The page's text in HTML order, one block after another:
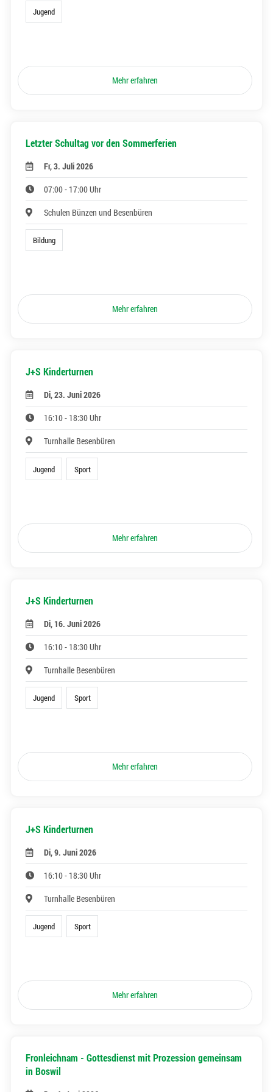
Jugend
Mehr erfahren
Letzter Schultag vor den Sommerferien
Fr, 3. Juli 2026
07:00 - 17:00 Uhr
Schulen Bünzen und Besenbüren
Bildung
Mehr erfahren
J+S Kinderturnen
Di, 23. Juni 2026
16:10 - 18:30 Uhr
Turnhalle Besenbüren
Jugend Sport
Mehr erfahren
J+S Kinderturnen
Di, 16. Juni 2026
16:10 - 18:30 Uhr
Turnhalle Besenbüren
Jugend Sport
Mehr erfahren
J+S Kinderturnen
Di, 9. Juni 2026
16:10 - 18:30 Uhr
Turnhalle Besenbüren
Jugend Sport
Mehr erfahren
Fronleichnam - Gottesdienst mit Prozession gemeinsam
in Boswil